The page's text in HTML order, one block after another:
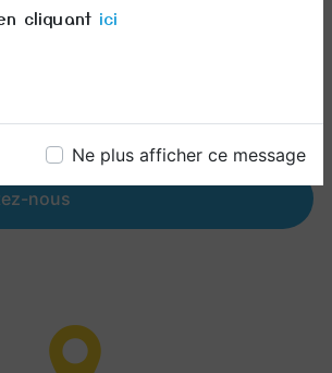
cliquant ici
Ne plus afficher ce message
confiant et responsable.
plus
nous